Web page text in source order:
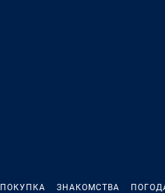
ЗНАКОМСТВА